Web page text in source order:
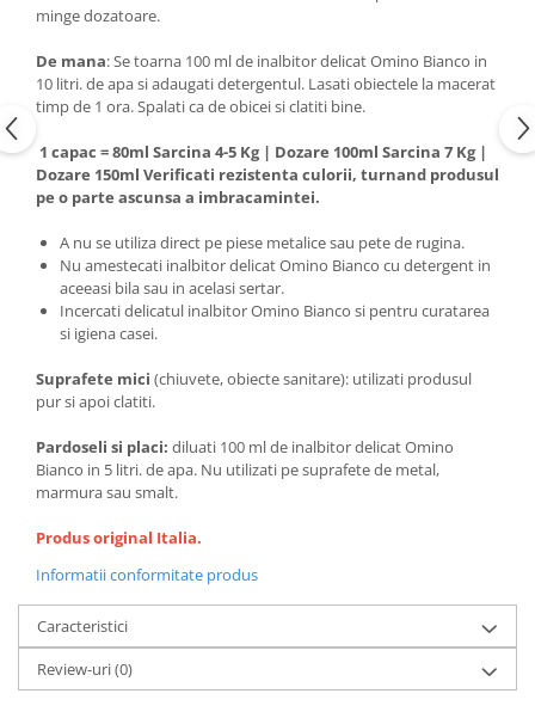
minge dozatoare.
De mana: Se toarna 100 ml de inalbitor delicat Omino Bianco in
10 litri. de apa si adaugati detergentul. Lasati obiectele la macerat
timp de 1 ora. Spalati ca de obicei si clatiti bine.
1 capac = 80ml Sarcina 4-5 Kg | Dozare 100ml Sarcina 7 Kg |
Dozare 150ml Verificati rezistenta culorii, turnand produsul
pe o parte ascunsa a imbracamintei.
A nu se utiliza direct pe piese metalice sau pete de rugina.
Nu amestecati inalbitor delicat Omino Bianco cu detergent in
aceeasi bila sau in acelasi sertar.
Incercati delicatul inalbitor Omino Bianco si pentru curatarea
si igiena casei.
Suprafete mici (chiuvete, obiecte sanitare): utilizati produsul
pur si apoi clatiti.
Pardoseli si placi: diluati 100 ml de inalbitor delicat Omino
Bianco in 5 litri. de apa. Nu utilizati pe suprafete de metal,
marmura sau smalt.
Produs original Italia.
Informatii conformitate produs
Caracteristici
Review-uri(0)